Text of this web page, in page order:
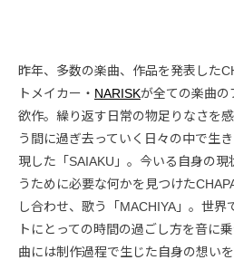
昨年、多数の楽曲、作品を発表した
トメイカー・ NARISKが全ての楽曲の
欲作。繰り返す日常の物足りなさを
う間に過ぎ去っていく日々の中で生
現した「SAIAKU」。今いる自身の
うために必要な何かを見つけた
し合わせ、歌う「MACHIYA」。世界
トにとっての時間の過ごし方を音に
曲には制作過程で生じた自身の想い